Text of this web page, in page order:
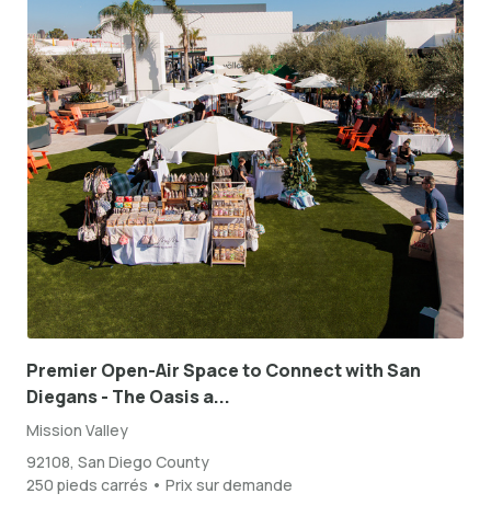
Premier Open-Air Space to Connect with San
Diegans - The Oasis a...
Mission Valley
92108, San Diego County
250 pieds carrés • Prix sur demande